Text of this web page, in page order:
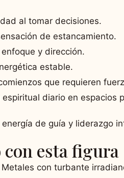
al tomar decisiones.
de estancamiento.
y dirección.
estable.
que requieren
diario en espacios
de guía y liderazgo
esta figura